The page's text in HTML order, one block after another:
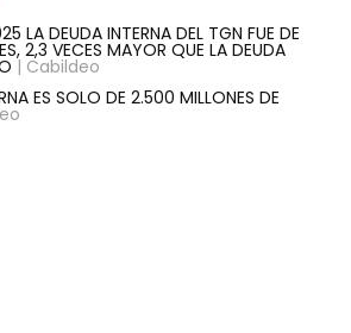
LA DEUDA INTERNA DEL TGN FUE DE
2,3 VECES MAYOR QUE LA DEUDA
| Cabildeo
ES SOLO DE 2.500 MILLONES DE